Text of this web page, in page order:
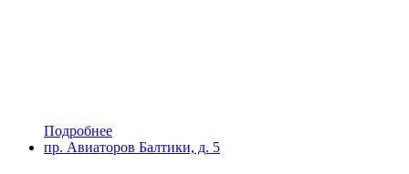
Подробнее
пр. Авиаторов Балтики, д. 5